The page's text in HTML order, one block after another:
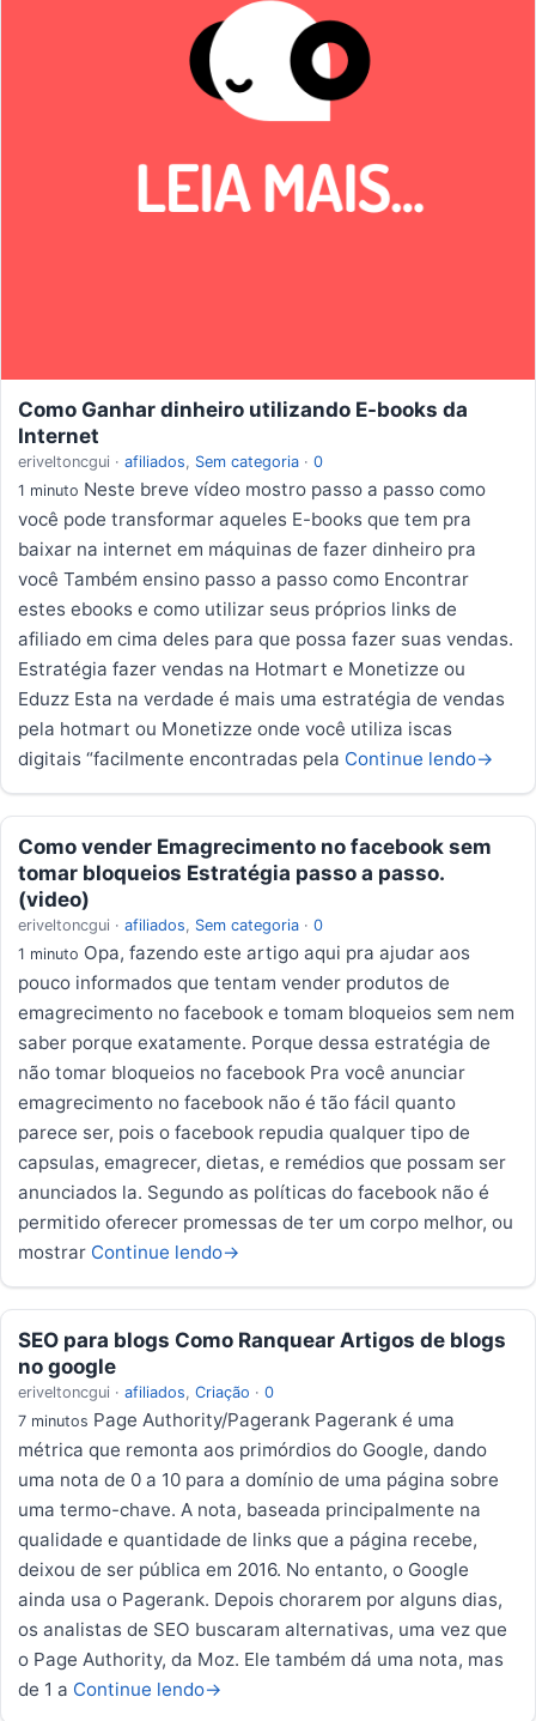
Como Ganhar dinheiro utilizando E-books da
Internet
eriveltoncgui · afiliados, Sem categoria · 0
1 minuto Neste breve vídeo mostro passo a passo como
você pode transformar aqueles E-books que tem pra
baixar na internet em máquinas de fazer dinheiro pra
você Também ensino passo a passo como Encontrar
estes ebooks e como utilizar seus próprios links de
afiliado em cima deles para que possa fazer suas vendas.
Estratégia fazer vendas na Hotmart e Monetizze ou
Eduzz Esta na verdade é mais uma estratégia de vendas
pela hotmart ou Monetizze onde você utiliza iscas
digitais “facilmente encontradas pela Continue lendo→
Como vender Emagrecimento no facebook sem
tomar bloqueios Estratégia passo a passo.
(video)
eriveltoncgui · afiliados, Sem categoria · 0
1 minuto Opa, fazendo este artigo aqui pra ajudar aos
pouco informados que tentam vender produtos de
emagrecimento no facebook e tomam bloqueios sem nem
saber porque exatamente. Porque dessa estratégia de
não tomar bloqueios no facebook Pra você anunciar
emagrecimento no facebook não é tão fácil quanto
parece ser, pois o facebook repudia qualquer tipo de
capsulas, emagrecer, dietas, e remédios que possam ser
anunciados la. Segundo as políticas do facebook não é
permitido oferecer promessas de ter um corpo melhor, ou
mostrar Continue lendo→
SEO para blogs Como Ranquear Artigos de blogs
no google
eriveltoncgui · afiliados, Criação · 0
7 minutos Page Authority/Pagerank Pagerank é uma
métrica que remonta aos primórdios do Google, dando
uma nota de 0 a 10 para a domínio de uma página sobre
uma termo-chave. A nota, baseada principalmente na
qualidade e quantidade de links que a página recebe,
deixou de ser pública em 2016. No entanto, o Google
ainda usa o Pagerank. Depois chorarem por alguns dias,
os analistas de SEO buscaram alternativas, uma vez que
o Page Authority, da Moz. Ele também dá uma nota, mas
de 1 a Continue lendo→